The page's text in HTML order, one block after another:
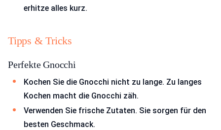
erhitze alles kurz.
Tipps & Tricks
Perfekte Gnocchi
Kochen Sie die Gnocchi nicht zu lange. Zu langes
Kochen macht die Gnocchi zäh.
Verwenden Sie frische Zutaten. Sie sorgen für den
besten Geschmack.